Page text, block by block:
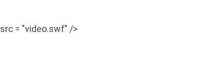
src = "video.swf" />